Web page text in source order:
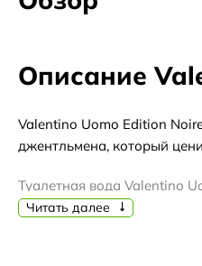
Описание
Valentino Uomo Edition
джентльмена, который
Туалетная вода Valentino
Этот аромат идеально
Читать далее